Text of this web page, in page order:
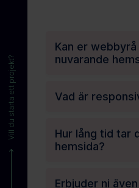
Vill du starta ett projekt?
Kan er
nuvarande
Vad är
Hur lång tid tar
hemsida?
Erbjuder ni